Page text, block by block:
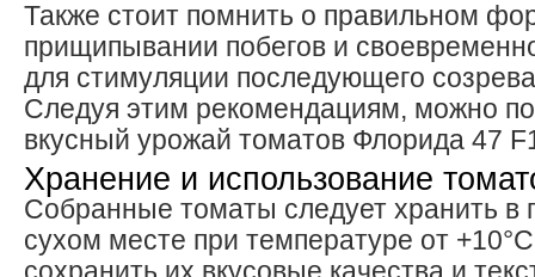
Также стоит помнить о правильном
прищипывании побегов и
для стимуляции последующего
Следуя этим рекомендациям, можно
вкусный урожай томатов Флорида 47
Хранение и использование
Собранные томаты следует хранить в
сухом месте при температуре от